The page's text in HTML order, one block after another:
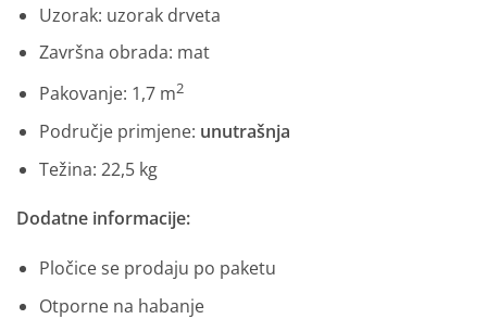
Uzorak: uzorak drveta
Završna obrada: mat
Pakovanje: 1,7 m2
Područje primjene: unutrašnja
Težina: 22,5 kg
Dodatne informacije:
Pločice se prodaju po paketu
Otporne na habanje